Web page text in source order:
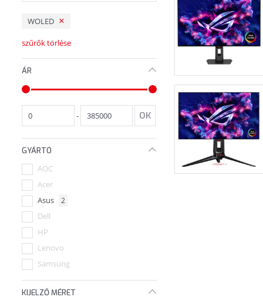
WOLED
szűrők törlése
ÁR
-
GYÁRTÓ
AOC
Acer
Asus
2
Dell
HP
Lenovo
Samsung
ViewSonic
KIJELZŐ MÉRET